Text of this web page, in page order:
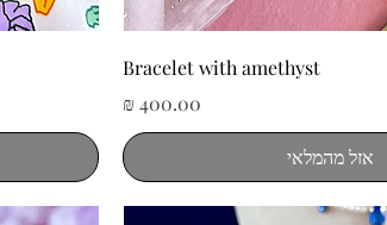
תצוגה מהירהBracelet with amethyst
מחיר
אזל מהמלאי